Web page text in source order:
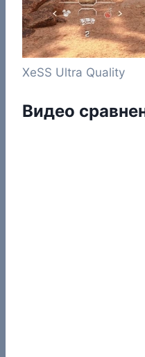
XeSS Ultra Quality
Видео